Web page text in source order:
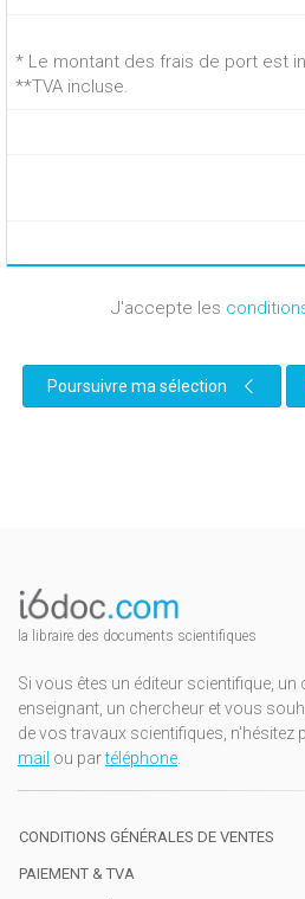
* Le montant des frais de port est
**TVA incluse.
J'accepte les
Poursuivre ma sélection
la libraire des documents scientifiques
Si vous êtes un éditeur scientifique, un
enseignant, un chercheur et vous
de vos travaux scientifiques,
mail ou partéléphone.
CONDITIONS GÉNÉRALES DE VENTES
PAIEMENT & TVA